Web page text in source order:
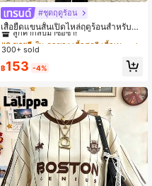
#ชุดฤดูร้อน
เสื้อยืดแขนสั้นเปิดไหล่ฤดูร้อนสำหรับผู้ห
ญิง ดีไซน์คอเรือ ทรงเข้ารูป หรูหรา สีขา
ว ผ้าถัก สไตล์ลำลอง สะอาดตา
#3 ขายดี
ลูกค้ากลับมาซื้อซ้ำ!
#3 ขายดี
ลูกค้ากลับมาซื้อซ้ำ!
#3 ขายดี
ลูกค้ากลับมาซื้อซ้ำ!
#3 ขายดี
ใน คอซอง เสื้อสตรี เสื้อเบลาส์ & Tee
300+ sold
฿153 -4%